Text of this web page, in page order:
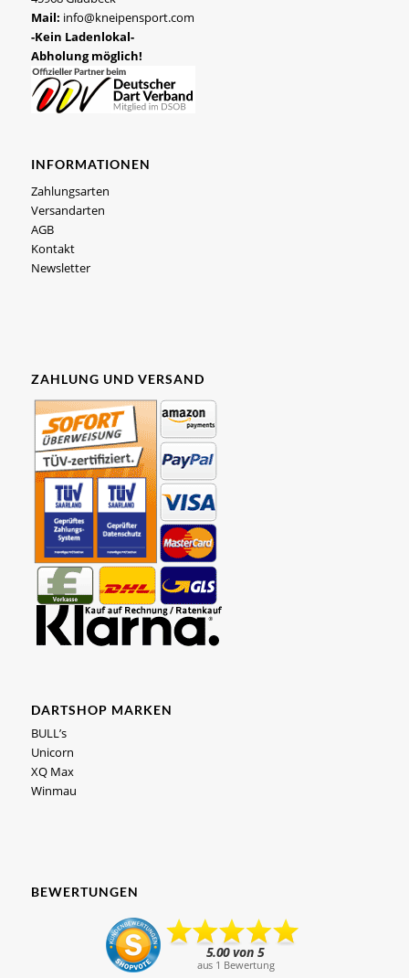
Mail: info@kneipensport.com
-Kein Ladenlokal-
Abholung möglich!
INFORMATIONEN
Zahlungsarten
Versandarten
AGB
Kontakt
Newsletter
ZAHLUNG UND VERSAND
DARTSHOP MARKEN
BULL’s
Unicorn
XQ Max
Winmau
BEWERTUNGEN